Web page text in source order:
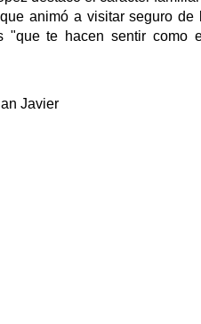
animó a visitar seguro de
"que te hacen sentir como
Javier